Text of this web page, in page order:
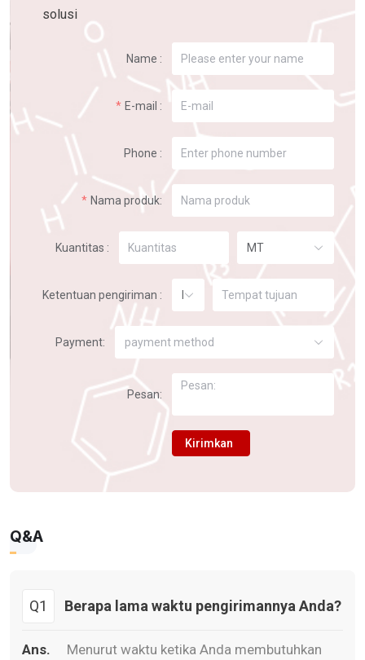
solusi
Name :
E-mail :
Phone :
Nama produk:
Kuantitas : MT
Ketentuan pengiriman : FOB
Payment: payment method
Pesan:
Kirimkan
Q&A
Q1 Berapa lama waktu pengirimannya Anda?
Ans.
Menurut waktu ketika Anda membutuhkan